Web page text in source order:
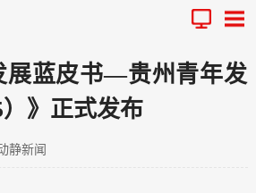
展蓝皮书—贵州青年发
》正式发布
静新闻